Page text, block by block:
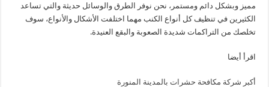
مميز وبشكل دائم ومستمر، نحن نوفر الطرق والوسائل حديثة والتي تساعد
الكثيرين في تنظيف كل أنواع الكنب مهما اختلفت الأشكال والأنواع، سوف
تخلصك من التراكمات شديدة الصعوبة والبقع العنيدة.
اقرأ أيضا
أكبر شركة مكافحة حشرات بالمدينة المنورة